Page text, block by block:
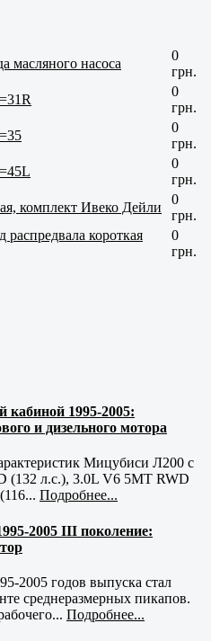
масляного насоса
0
грн.
0
грн.
0
грн.
0
грн.
комплект Ивеко Дейли
0
грн.
короткая
0
грн.
кабиной 1995-2005:
и дизельного мотора
Мицубиси Л200 с
(132 л.с.), 3.0L V6 5MT RWD
Подробнее...
2005 III поколение:
2005 годов выпуска стал
среднеразмерных пикапов.
Подробнее...